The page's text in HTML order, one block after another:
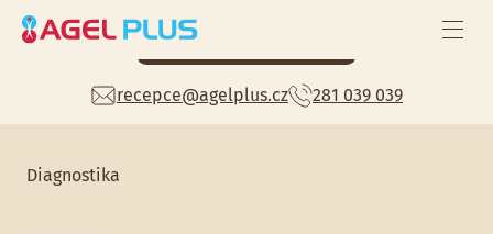
Mám zájem
recepce@agelplus.cz 281 039 039
Celoroční zdravotní péče
Preventivní prohlídky
Diagnostika
Home>Gynekologie> MUDr. Zuzana Čepická Líbalová